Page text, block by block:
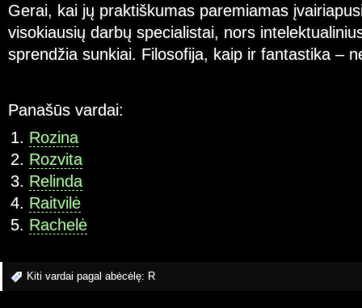
Gerai, kai jų praktiškumas paremiamas
visokiausių darbų specialistai, nors
sprendžia sunkiai. Filosofija, kaip ir fantastika –
Panašūs vardai:
Rozina
Rozvita
Relinda
Raitvilė
Rachelė
Kiti vardai pagal abėcėlę: R